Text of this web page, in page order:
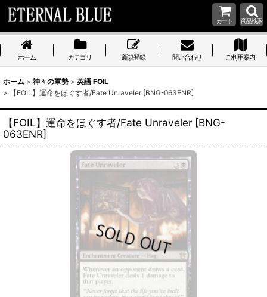
カート 商品検索
ホーム カテゴリ 新規登録 問い合わせ ご利用案内
ホーム > 神々の軍勢 > 英語 FOIL
>
【FOIL】運命をほぐす者/Fate Unraveler [BNG-063ENR]
【FOIL】運命をほぐす者/Fate Unraveler [BNG-
063ENR]